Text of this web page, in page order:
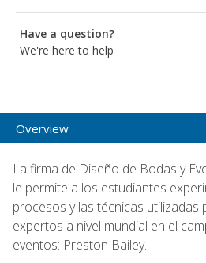
Have a question?
We're here to help
Overview
La firma de Diseño de Bodas y
le permite a los estudiantes
procesos y las técnicas utilizadas
expertos a nivel mundial en el
eventos: Preston Bailey.